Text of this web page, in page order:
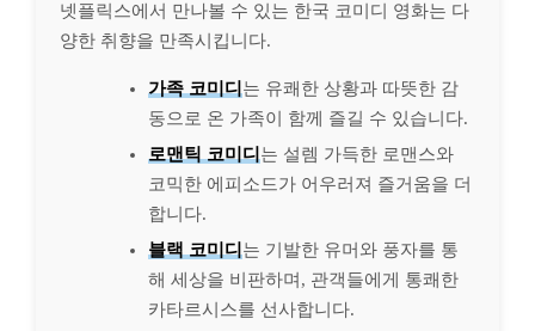
넷플릭스에서 만나볼 수 있는 한국 코미디 영화는 다
양한 취향을 만족시킵니다.
가족 코미디는 유쾌한 상황과 따뜻한 감
동으로 온 가족이 함께 즐길 수 있습니다.
로맨틱 코미디는 설렘 가득한 로맨스와
코믹한 에피소드가 어우러져 즐거움을 더
합니다.
블랙 코미디는 기발한 유머와 풍자를 통
해 세상을 비판하며, 관객들에게 통쾌한
카타르시스를 선사합니다.